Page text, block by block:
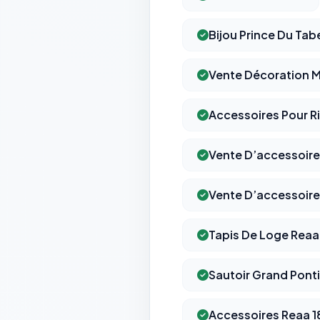
Bijou Prince Du
Vente Décoration
Accessoires Pour
Vente
Vente
Tapis De Loge Reaa
Sautoir Grand
Accessoires Reaa